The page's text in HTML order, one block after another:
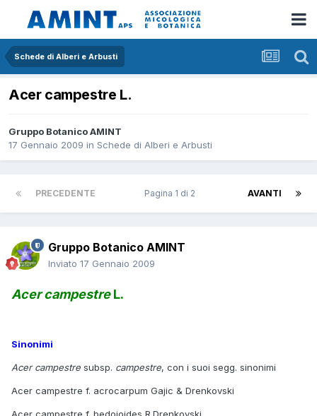
Schede di Alberi e Arbusti
Acer campestre L.
Gruppo Botanico AMINT
17 Gennaio 2009 in Schede di Alberi e Arbusti
PRECEDENTE AVANTI
Pagina 1 di 2
Gruppo Botanico AMINT
Inviato 17 Gennaio 2009
Acer campestreL.
Sinonimi
Acer campestre subsp. campestre, con i suoi segg. sinonimi
Acer campestre f. acrocarpum Gajic & Drenkovski